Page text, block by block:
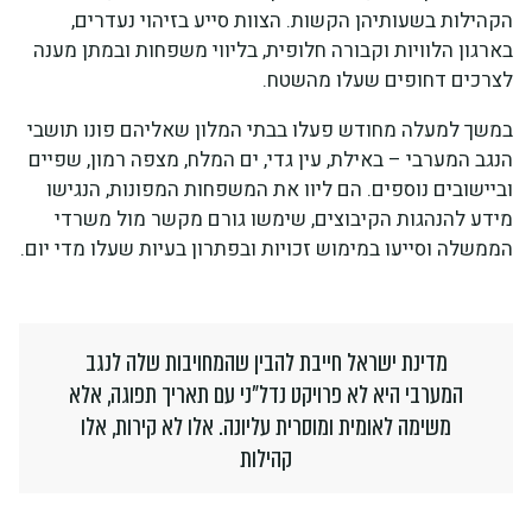
הקהילות בשעותיהן הקשות. הצוות סייע בזיהוי נעדרים,
בארגון הלוויות וקבורה חלופית, בליווי משפחות ובמתן מענה
לצרכים דחופים שעלו מהשטח.
במשך למעלה מחודש פעלו בבתי המלון שאליהם פונו תושבי
הנגב המערבי – באילת, עין גדי, ים המלח, מצפה רמון, שפיים
וביישובים נוספים. הם ליוו את המשפחות המפונות, הנגישו
מידע להנהגות הקיבוצים, שימשו גורם מקשר מול משרדי
הממשלה וסייעו במימוש זכויות ובפתרון בעיות שעלו מדי יום.
מדינת ישראל חייבת להבין שהמחויבות שלה לנגב
המערבי היא לא פרויקט נדל"ני עם תאריך תפוגה, אלא
משימה לאומית ומוסרית עליונה. אלו לא קירות, אלו
קהילות